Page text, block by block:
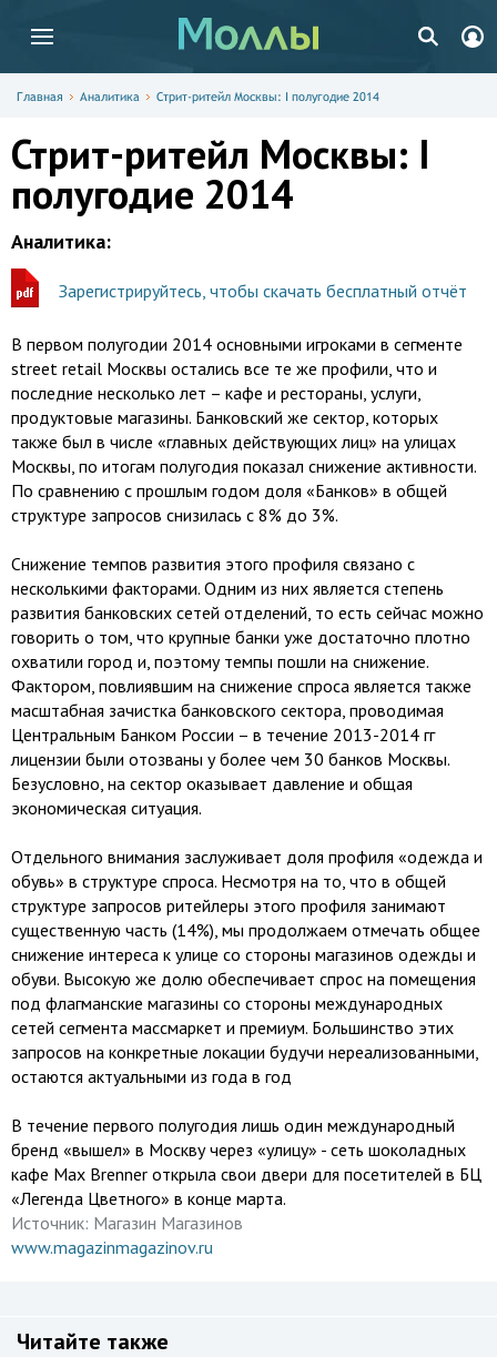
Главная Аналитика Стрит-ритейл Москвы: I полугодие 2014
Стрит-ритейл Москвы: I
полугодие 2014
Аналитика:
Зарегистрируйтесь, чтобы скачать бесплатный отчёт
В первом полугодии 2014 основными игроками в сегменте
street retail Москвы остались все те же профили, что и
последние несколько лет – кафе и рестораны, услуги,
продуктовые магазины. Банковский же сектор, которых
также был в числе «главных действующих лиц» на улицах
Москвы, по итогам полугодия показал снижение активности.
По сравнению с прошлым годом доля «Банков» в общей
структуре запросов снизилась с 8% до 3%.
Снижение темпов развития этого профиля связано с
несколькими факторами. Одним из них является степень
развития банковских сетей отделений, то есть сейчас можно
говорить о том, что крупные банки уже достаточно плотно
охватили город и, поэтому темпы пошли на снижение.
Фактором, повлиявшим на снижение спроса является также
масштабная зачистка банковского сектора, проводимая
Центральным Банком России – в течение 2013-2014 гг
лицензии были отозваны у более чем 30 банков Москвы.
Безусловно, на сектор оказывает давление и общая
экономическая ситуация.
Отдельного внимания заслуживает доля профиля «одежда и
обувь» в структуре спроса. Несмотря на то, что в общей
структуре запросов ритейлеры этого профиля занимают
существенную часть (14%), мы продолжаем отмечать общее
снижение интереса к улице со стороны магазинов одежды и
обуви. Высокую же долю обеспечивает спрос на помещения
под флагманские магазины со стороны международных
сетей сегмента массмаркет и премиум. Большинство этих
запросов на конкретные локации будучи нереализованными,
остаются актуальными из года в год
В течение первого полугодия лишь один международный
бренд «вышел» в Москву через «улицу» - сеть шоколадных
кафе Max Brenner открыла свои двери для посетителей в БЦ
«Легенда Цветного» в конце марта.
Источник: Магазин Магазинов
www.magazinmagazinov.ru
Читайте также